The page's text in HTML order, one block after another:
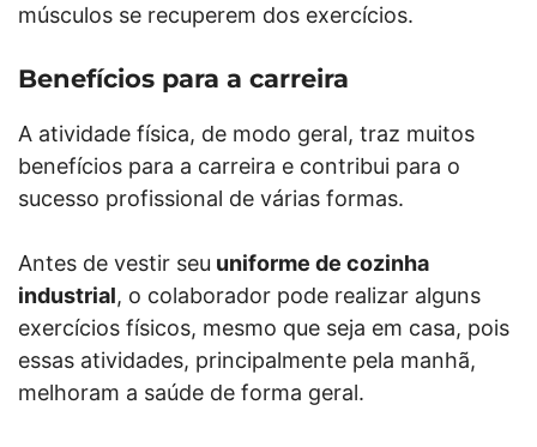
músculos se recuperem dos exercícios.
Benefícios para a carreira
A atividade física, de modo geral, traz muitos
benefícios para a carreira e contribui para o
sucesso profissional de várias formas.
Antes de vestir seu uniforme de cozinha
industrial, o colaborador pode realizar alguns
exercícios físicos, mesmo que seja em casa, pois
essas atividades, principalmente pela manhã,
melhoram a saúde de forma geral.